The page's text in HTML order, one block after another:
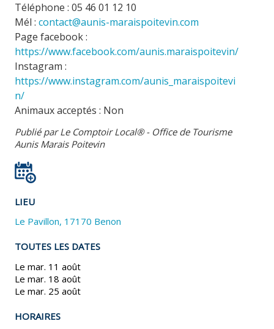
Téléphone : 05 46 01 12 10
Mél :contact@aunis-maraispoitevin.com
Page facebook :
https://www.facebook.com/aunis.maraispoitevin/
Instagram :
https://www.instagram.com/aunis_maraispoitevi
n/
Animaux acceptés : Non
Publié par Le Comptoir Local® - Office de Tourisme
Aunis Marais Poitevin
LIEU
Le Pavillon, 17170 Benon
TOUTES LES DATES
Le mar. 11 août
Le mar. 18 août
Le mar. 25 août
HORAIRES